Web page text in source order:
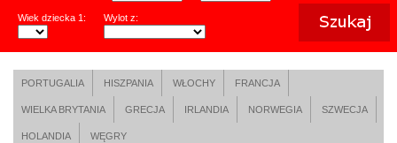
Wiek dziecka 1: Wylot z:
PORTUGALIA HISZPANIA WŁOCHY FRANCJA
WIELKA BRYTANIA GRECJA IRLANDIA NORWEGIA SZWECJA
HOLANDIA WĘGRY